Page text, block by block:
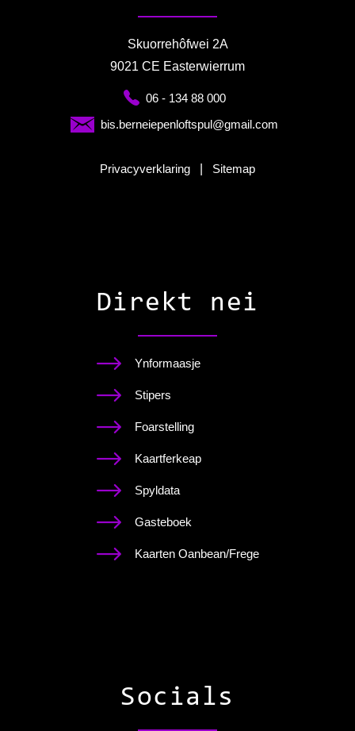
Skuorrehôfwei 2A
9021 CE Easterwierrum
06 - 134 88 000
bis.berneiepenloftspul@gmail.com
Privacyverklaring Sitemap
Direkt nei
Ynformaasje
Stipers
Foarstelling
Kaartferkeap
Spyldata
Gasteboek
Kaarten Oanbean/Frege
Socials